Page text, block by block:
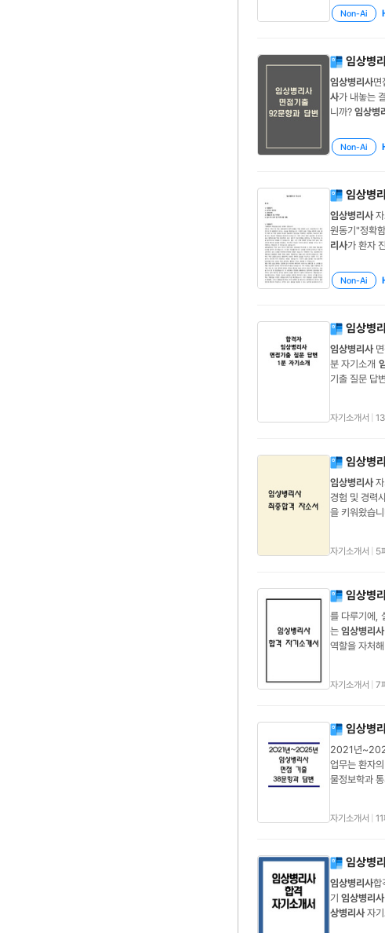
니다. 이후 2
Non-Ai
임상병
임상병리사면
사가 내놓는
니까? 임상병
은 가능성 하
Non-Ai
임상병
임상병리사자
원동기"정확
리사가 환자
이때부터 저는
Non-Ai
임상병
임상병리사면
분 자기소개
기출 질문 답
자기소개서
임상병
임상병리사자
경험 및 경력
을 키워왔습
자기소개서 5
임상병
를 다루기에,
는 임상병리사
역할을 자처
자기소개서 7
임상병
2021년
업무는 환자
물정보학과
자기소개서
임상병
임상병리사합
기 임상병리사
상병리사자기